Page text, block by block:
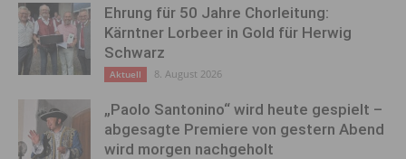
Ehrung für 50 Jahre Chorleitung:
Kärntner Lorbeer in Gold für Herwig
Schwarz
Aktuell 8. August 2026
„Paolo Santonino“ wird heute gespielt –
abgesagte Premiere von gestern Abend
wird morgen nachgeholt